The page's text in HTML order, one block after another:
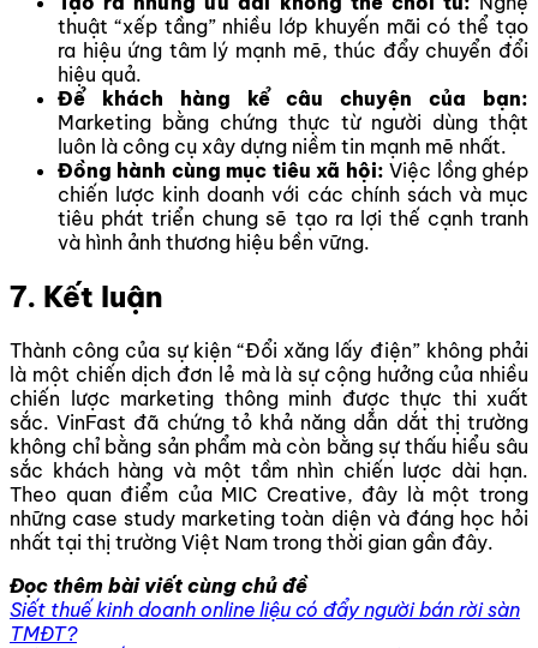
thuật “xếp tầng” nhiều lớp khuyến mãi có thể tạo
ra hiệu ứng tâm lý mạnh mẽ, thúc đẩy chuyển đổi
hiệu quả.
Để khách hàng kể câu chuyện của bạn:
Marketing bằng chứng thực từ người dùng thật
luôn là công cụ xây dựng niềm tin mạnh mẽ nhất.
Đồng hành cùng mục tiêu xã hội: Việc lồng ghép
chiến lược kinh doanh với các chính sách và mục
tiêu phát triển chung sẽ tạo ra lợi thế cạnh tranh
và hình ảnh thương hiệu bền vững.
7. Kết luận
Thành công của sự kiện “Đổi xăng lấy điện” không phải
là một chiến dịch đơn lẻ mà là sự cộng hưởng của nhiều
chiến lược marketing thông minh được thực thi xuất
sắc. VinFast đã chứng tỏ khả năng dẫn dắt thị trường
không chỉ bằng sản phẩm mà còn bằng sự thấu hiểu sâu
sắc khách hàng và một tầm nhìn chiến lược dài hạn.
Theo quan điểm của MIC Creative, đây là một trong
những case study marketing toàn diện và đáng học hỏi
nhất tại thị trường Việt Nam trong thời gian gần đây.
Đọc thêm bài viết cùng chủ đề
Siết thuế kinh doanh online liệu có đẩy người bán rời sàn
TMĐT?